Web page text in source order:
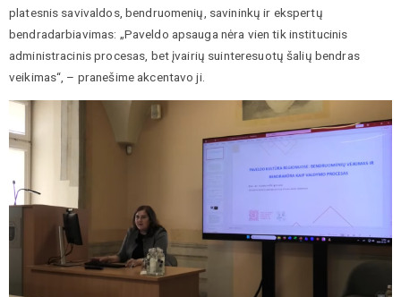
platesnis savivaldos, bendruomenių, savininkų ir ekspertų
bendradarbiavimas: „Paveldo apsauga nėra vien tik institucinis
administracinis procesas, bet įvairių suinteresuotų šalių bendras
veikimas“, – pranešime akcentavo ji.